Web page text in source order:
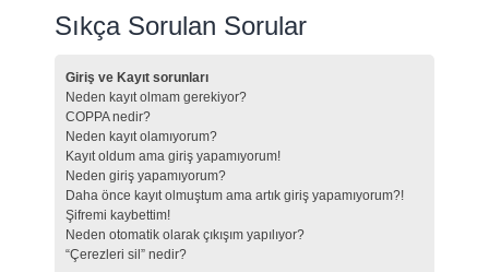
Sıkça Sorulan Sorular
Giriş ve Kayıt sorunları
Neden kayıt olmam gerekiyor?
COPPA nedir?
Neden kayıt olamıyorum?
Kayıt oldum ama giriş yapamıyorum!
Neden giriş yapamıyorum?
Daha önce kayıt olmuştum ama artık giriş yapamıyorum?!
Şifremi kaybettim!
Neden otomatik olarak çıkışım yapılıyor?
“Çerezleri sil” nedir?